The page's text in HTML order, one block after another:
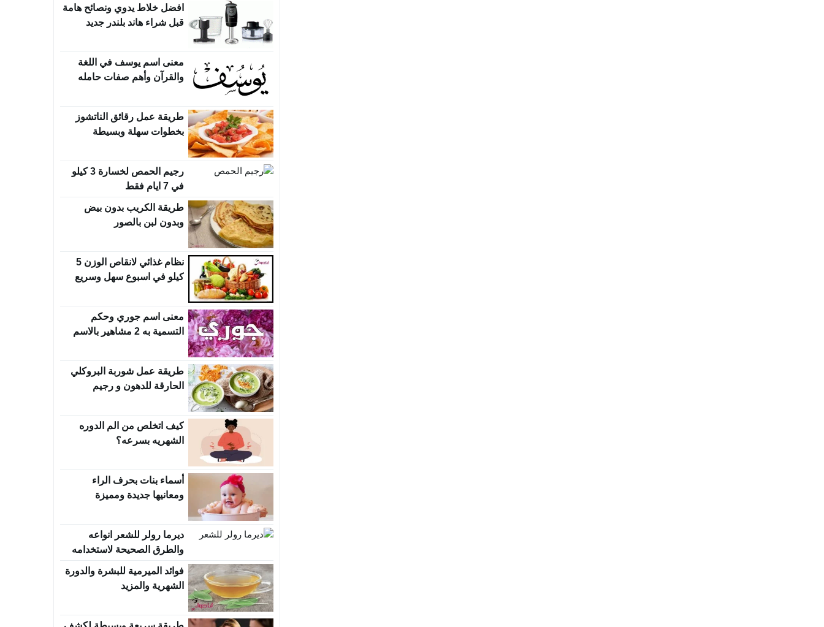
افضل خلاط يدوي ونصائح هامة
قبل شراء هاند بلندر جديد
معنى اسم يوسف في اللغة
والقرآن وأهم صفات حامله
طريقة عمل رقائق الناتشوز
بخطوات سهلة وبسيطة
رجيم الحمص لخسارة 3 كيلو
في 7 ايام فقط
طريقة الكريب بدون بيض
وبدون لبن بالصور
نظام غذائي لانقاص الوزن 5
كيلو في اسبوع سهل وسريع
معنى اسم جوري وحكم
التسمية به 2 مشاهير بالاسم
طريقة عمل شوربة البروكلي
الحارقة للدهون و رجيم
كيف اتخلص من الم الدوره
الشهريه بسرعه؟
أسماء بنات بحرف الراء
ومعانيها جديدة ومميزة
ديرما رولر للشعر انواعه
والطرق الصحيحة لاستخدامه
فوائد الميرمية للبشرة والدورة
الشهرية والمزيد